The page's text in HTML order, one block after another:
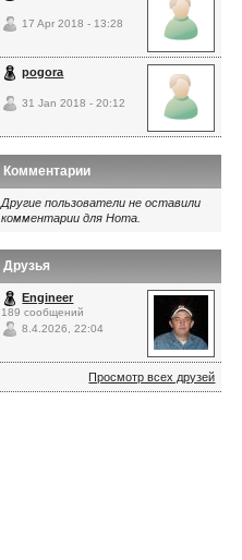
17 Apr 2018 - 13:28
pogora
31 Jan 2018 - 20:12
Комментарии
Другие пользователи не оставили
комментарии для Homa.
Друзья
Engineer
189 сообщений
8.4.2026, 22:04
Просмотр всех друзей